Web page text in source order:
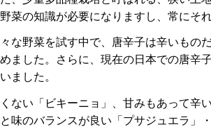
菜の知識が必要になりますし、常にそ
な野菜を試す中で、唐辛子は辛いもの
ました。さらに、現在の日本での唐辛
ました。
ない「ビキーニョ」、甘みもあって辛
味のバランスが良い「プサジュエラ」